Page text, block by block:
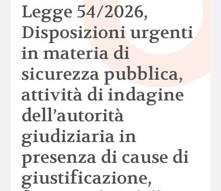
Legge 54/2026,
Disposizioni urgenti
in materia di
sicurezza pubblica,
attività di indagine
dell’autorità
giudiziaria in
presenza di cause di
giustificazione,